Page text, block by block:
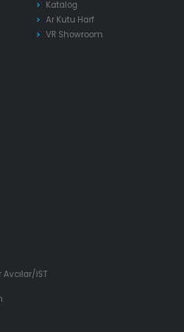
Katalog
Ar Kutu Harf
VR Showroom
Avcılar/İST